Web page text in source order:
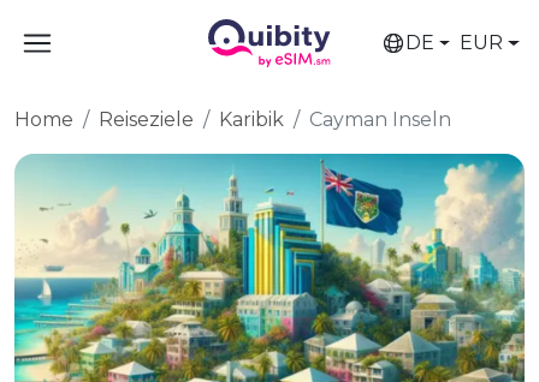
DE EUR
Home Reiseziele Karibik Cayman Inseln